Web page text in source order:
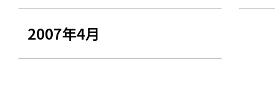
2007年4月